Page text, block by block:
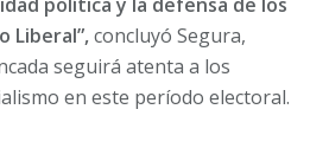
política y la defensa de los
Liberal”,concluyó Segura,
seguirá atenta a los
en este período electoral.